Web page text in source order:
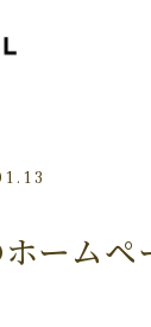
ームペ